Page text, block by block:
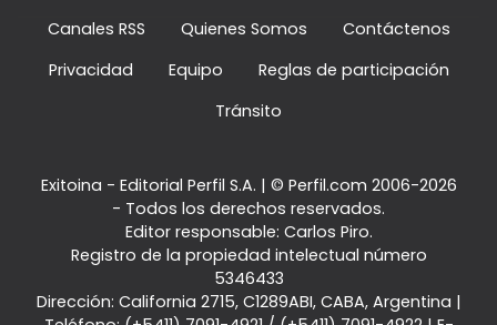
Canales RSS Quienes Somos
Contáctenos
Privacidad
Equipo
Reglas de participación
Tránsito
Exitoina - Editorial Perfil S.A. | © Perfil.com 2006-2026
- Todos los derechos reservados.
Editor responsable: Carlos Piro.
Registro de la propiedad intelectual número
5346433
Dirección: California 2715, C1289ABI, CABA, Argentina |